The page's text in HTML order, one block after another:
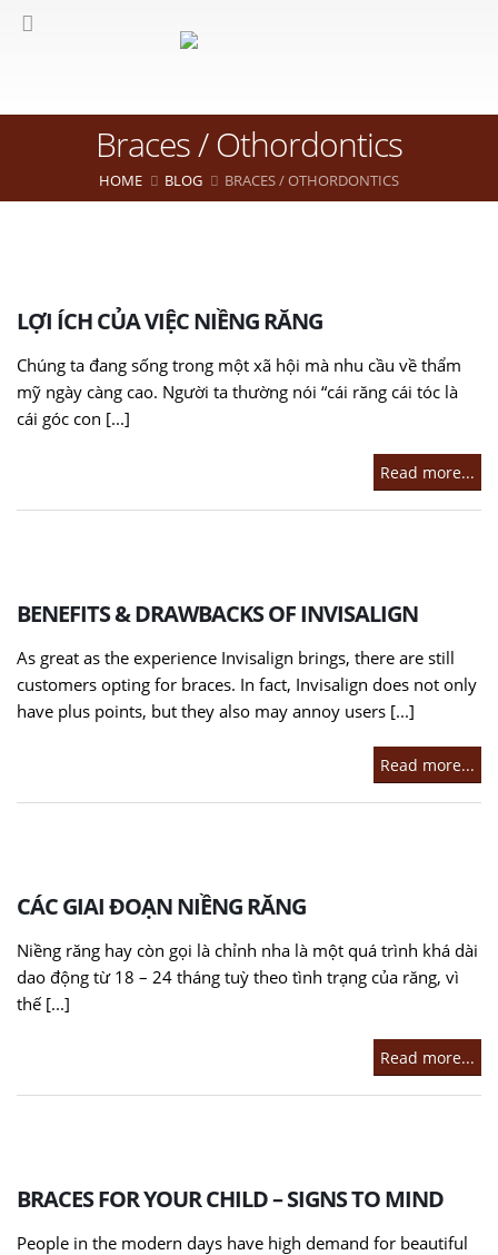
Braces / Othordontics
HOME BLOG BRACES / OTHORDONTICS
LỢI ÍCH CỦA VIỆC NIỀNG RĂNG
Chúng ta đang sống trong một xã hội mà nhu cầu về thẩm
mỹ ngày càng cao. Người ta thường nói “cái răng cái tóc là
cái góc con [...]
Read more...
BENEFITS & DRAWBACKS OF INVISALIGN
As great as the experience Invisalign brings, there are still
customers opting for braces. In fact, Invisalign does not only
have plus points, but they also may annoy users [...]
Read more...
CÁC GIAI ĐOẠN NIỀNG RĂNG
Niềng răng hay còn gọi là chỉnh nha là một quá trình khá dài
dao động từ 18 – 24 tháng tuỳ theo tình trạng của răng, vì
thế [...]
Read more...
BRACES FOR YOUR CHILD – SIGNS TO MIND
People in the modern days have high demand for beautiful